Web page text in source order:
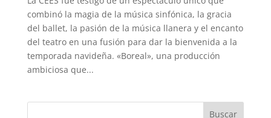
combinó la magia de la música sinfónica, la gracia
del ballet, la pasión de la música llanera y el encanto
del teatro en una fusión para dar la bienvenida a la
temporada navideña. «Boreal», una producción
ambiciosa que...